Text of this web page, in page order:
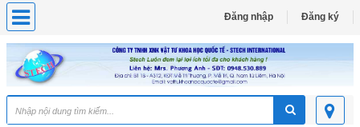
Đăng nhập Đăng ký